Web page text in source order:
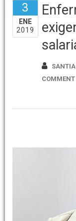
3
ENE
2019
COMMENT